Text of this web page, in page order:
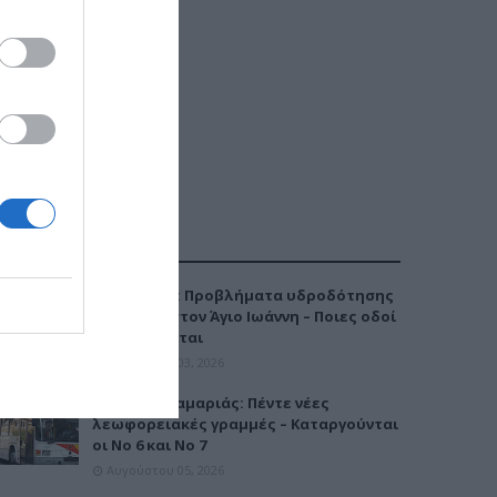
Καλαμαριά: Προβλήματα υδροδότησης
την Τρίτη στον Άγιο Ιωάννη – Ποιες οδοί
επηρεάζονται
Μετρό Καλαμαριάς: Πέντε νέες
λεωφορειακές γραμμές – Καταργούνται
οι Νο 6 και Νο 7